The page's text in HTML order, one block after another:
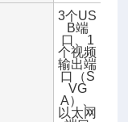
3个US
B端
口、1
个视频
输出端
口（S
VG
A）、
以太网